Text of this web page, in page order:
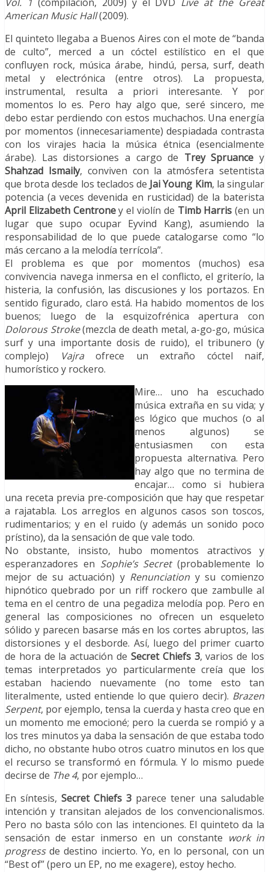
American Music Hall(2009).
El quinteto llegaba a Buenos Aires con el mote de “banda
de culto”, merced a un cóctel estilístico en el que
confluyen rock, música árabe, hindú, persa, surf, death
metal y electrónica (entre otros). La propuesta,
instrumental, resulta a priori interesante. Y por
momentos lo es. Pero hay algo que, seré sincero, me
debo estar perdiendo con estos muchachos. Una energía
por momentos (innecesariamente) despiadada contrasta
con los virajes hacia la música étnica (esencialmente
árabe). Las distorsiones a cargo de Trey Spruance y
Shahzad Ismaily, conviven con la atmósfera setentista
que brota desde los teclados de Jai Young Kim, la singular
potencia (a veces devenida en rusticidad) de la baterista
April Elizabeth Centroney el violín de Timb Harris (en un
lugar que supo ocupar Eyvind Kang), asumiendo la
responsabilidad de lo que puede catalogarse como “lo
más cercano a la melodía terrícola”.
El problema es que por momentos (muchos) esa
convivencia navega inmersa en el conflicto, el griterío, la
histeria, la confusión, las discusiones y los portazos. En
sentido figurado, claro está. Ha habido momentos de los
buenos; luego de la esquizofrénica apertura con
Dolorous Stroke(mezcla de death metal, a-go-go, música
surf y una importante dosis de ruido), el tribunero (y
complejo)
Vajraofrece un extraño cóctel naif,
humorístico y rockero.
Mire… uno ha escuchado
música extraña en su vida; y
es lógico que muchos (o al
menos algunos) se
entusiasmen con esta
propuesta alternativa. Pero
hay algo que no termina de
encajar… como si hubiera
una receta previa pre-composición que hay que respetar
a rajatabla. Los arreglos en algunos casos son toscos,
rudimentarios; y en el ruido (y además un sonido poco
prístino), da la sensación de que vale todo.
No obstante, insisto, hubo momentos atractivos y
esperanzadores en Sophie’s Secret(probablemente lo
mejor de su actuación) y Renunciation y su comienzo
hipnótico quebrado por un riff rockero que zambulle al
tema en el centro de una pegadiza melodía pop. Pero en
general las composiciones no ofrecen un esqueleto
sólido y parecen basarse más en los cortes abruptos, las
distorsiones y el desborde. Así, luego del primer cuarto
de hora de la actuación de Secret Chiefs 3, varios de los
temas interpretados yo particularmente creía que los
estaban haciendo nuevamente (no tome esto tan
literalmente, usted entiende lo que quiero decir). Brazen
Serpent, por ejemplo, tensa la cuerda y hasta creo que en
un momento me emocioné; pero la cuerda se rompió y a
los tres minutos ya daba la sensación de que estaba todo
dicho, no obstante hubo otros cuatro minutos en los que
el recurso se transformó en fórmula. Y lo mismo puede
decirse de The 4, por ejemplo…
En síntesis, Secret Chiefs 3 parece tener una saludable
intención y transitan alejados de los convencionalismos.
Pero no basta sólo con las intenciones. El quinteto da la
sensación de estar inmerso en un constante work in
progressde destino incierto. Yo, en lo personal, con un
“Best of” (pero un EP, no me exagere), estoy hecho.